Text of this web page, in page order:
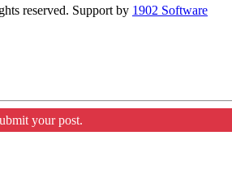
reserved. Support by 1902 Software
your post.